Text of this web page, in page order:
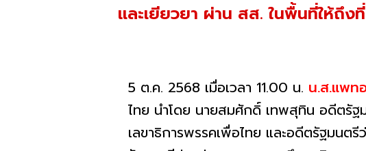
และเยียวยา ผ่าน สส. ในพื้นที่ให้ถึง
5 ต.ค. 2568 เมื่อเวลา 11.00 น. น.ส.แพท
ไทย นำโดย นายสมศักดิ์ เทพสุทิน อดีตรัฐ
เลขาธิการพรรคเพื่อไทย และอดีตรัฐมน